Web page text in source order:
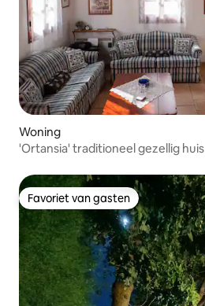
Woning
'Ortansia' traditioneel gezellig huis
Favoriet van gasten
Favoriet van gasten